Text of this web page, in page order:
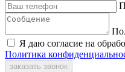
Я даю согласие на
Политика
заказать звонок